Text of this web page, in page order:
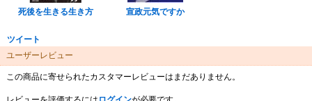
死後を生きる生き方 宣政元気ですか
ツイート
ユーザーレビュー
この商品に寄せられたカスタマーレビューはまだありません。